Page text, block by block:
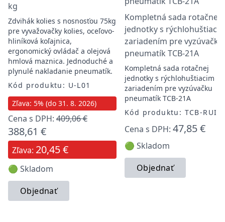
kg
Zdvihák kolies s nosnosťou 75kg
pre vyvažovačky kolies, oceľovo-
hliníková koľajnica,
ergonomický ovládač a olejová
hmlová maznica. Jednoduché a
plynulé nakladanie pneumatík.
Kód produktu: U-L01
Zľava: 5% (do 31. 8. 2026)
Cena s DPH: 409,06 €
388,61 €
Zľava: 20,45 €
🟢 Skladom
Objednať
Kompletná sada rotačnej
jednotky s
zariadením pre vyzúvačku
pneumatík TCB-21A
Kompletná sada rotačnej
jednotky s rýchlohuštiacim
zariadením pre vyzúvačku
pneumatík TCB-21A
Kód produktu: TCB-RUI
Cena s DPH: 47,85 €
🟢 Skladom
Objednať